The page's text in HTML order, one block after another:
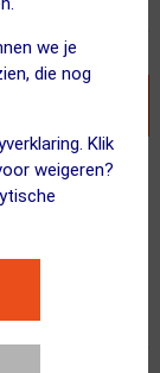
we je
die nog
Klik
weigeren?